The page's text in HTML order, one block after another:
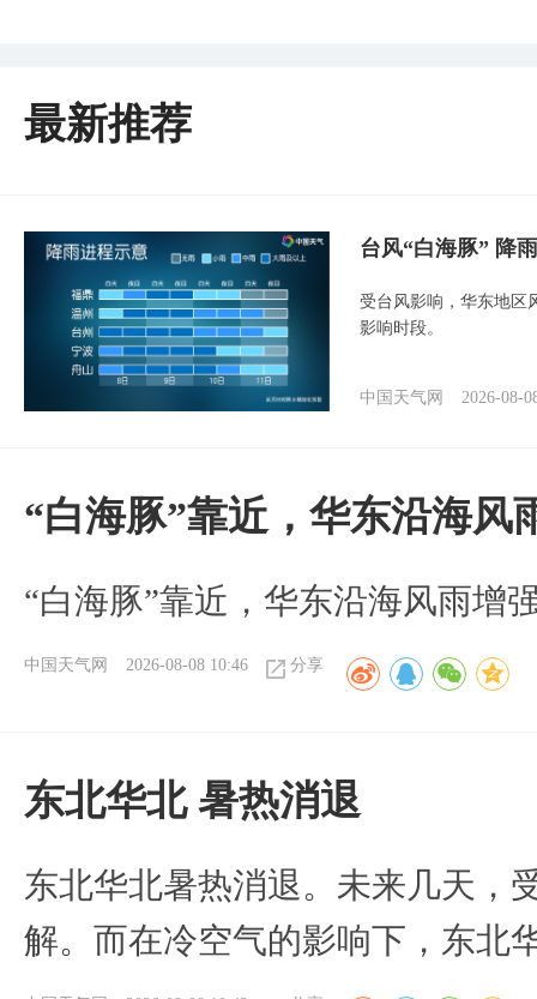
最新推荐
台风“白海豚” 降
受台风影响，华东地区
影响时段。
中国天气网 2026-08-
“白海豚”靠近，华东沿海风
“白海豚”靠近，华东沿海风雨增
中国天气网 2026-08-08 10:46 分享
​东北华北 暑热消退
东北华北暑热消退。未来几天，
解。而在冷空气的影响下，东北